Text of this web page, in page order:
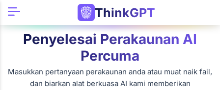
ThinkGPT
Penyelesai Perakaunan AI
Percuma
Masukkan pertanyaan perakaunan anda atau muat naik fail,
dan biarkan alat berkuasa AI kami memberikan